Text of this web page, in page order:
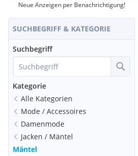
Neue Anzeigen per Benachrichtigung!
SUCHBEGRIFF & KATEGORIE
Suchbegriff
Kategorie
Alle Kategorien
Mode / Accessoires
Damenmode
Jacken / Mäntel
Mäntel